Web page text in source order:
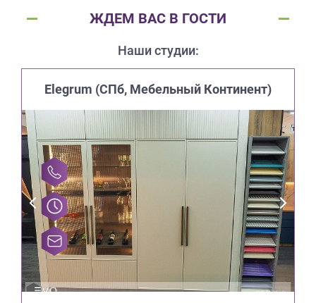
ЖДЕМ ВАС В ГОСТИ
Наши студии:
Elegrum (CПб, Мебельный Континент)